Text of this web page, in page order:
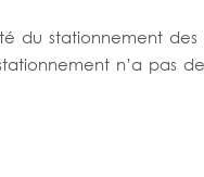
du stationnement
n’a pas